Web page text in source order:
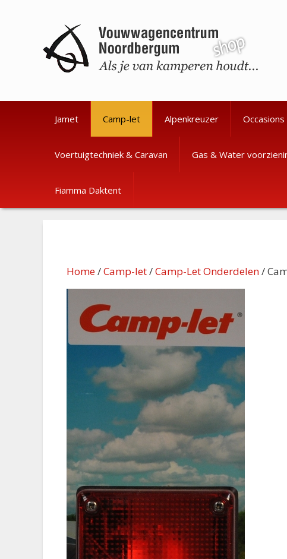
Jamet Camp-let Alpenkreuzer
Voertuigtechniek & Caravan Gas & Water
Fiamma Daktent
Home/Camp-let/Camp-Let Onderdelen/